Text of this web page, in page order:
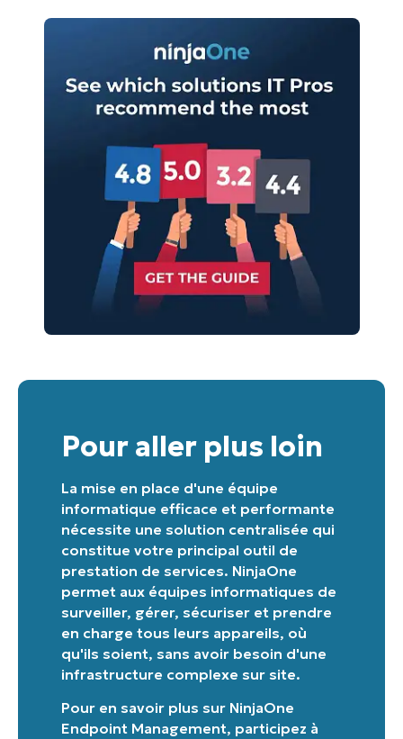
Pour aller plus loin
La mise en place d'une équipe
informatique efficace et performante
nécessite une solution centralisée qui
constitue votre principal outil de
prestation de services. NinjaOne
permet aux équipes informatiques de
surveiller, gérer, sécuriser et prendre
en charge tous leurs appareils, où
qu'ils soient, sans avoir besoin d'une
infrastructure complexe sur site.
Pour en savoir plus sur NinjaOne
Endpoint Management, participez à